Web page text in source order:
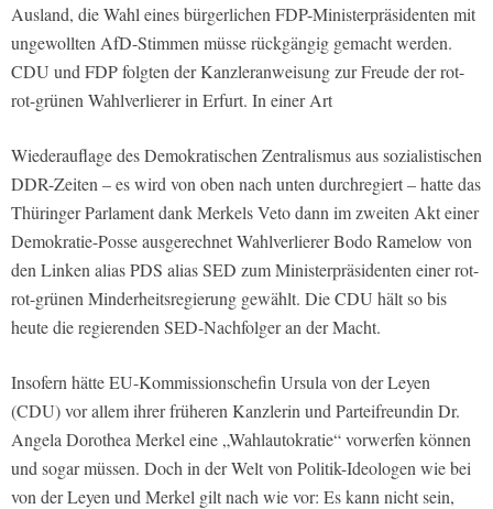
Ausland, die Wahl eines bürgerlichen FDP-Ministerpräsidenten mit
ungewollten AfD-Stimmen müsse rückgängig gemacht werden.
CDU und FDP folgten der Kanzleranweisung zur Freude der rot-
rot-grünen Wahlverlierer in Erfurt. In einer Art
Wiederauflage des Demokratischen Zentralismus aus sozialistischen
DDR-Zeiten – es wird von oben nach unten durchregiert – hatte das
Thüringer Parlament dank Merkels Veto dann im zweiten Akt einer
Demokratie-Posse ausgerechnet Wahlverlierer Bodo Ramelow von
den Linken alias PDS alias SED zum Ministerpräsidenten einer rot-
rot-grünen Minderheitsregierung gewählt. Die CDU hält so bis
heute die regierenden SED-Nachfolger an der Macht.
Insofern hätte EU-Kommissionschefin Ursula von der Leyen
(CDU) vor allem ihrer früheren Kanzlerin und Parteifreundin Dr.
Angela Dorothea Merkel eine „Wahlautokratie“ vorwerfen können
und sogar müssen. Doch in der Welt von Politik-Ideologen wie bei
von der Leyen und Merkel gilt nach wie vor: Es kann nicht sein,